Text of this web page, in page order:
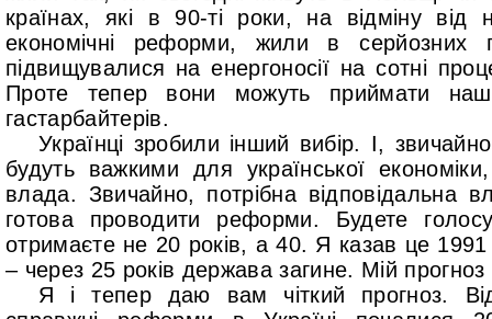
країнах, які в 90-ті роки, на відміну від
економічні реформи, жили в серйозних
підвищувалися на енергоносії на сотні
Проте тепер вони можуть приймати
гастарбайтерів.
Українці зробили інший вибір. І,
будуть важкими для української
влада. Звичайно, потрібна відповідальна
готова проводити реформи. Будете
отримаєте не 20 років, а 40. Я казав це
– через 25 років держава загине. Мій
Я і тепер даю вам чіткий прогноз.